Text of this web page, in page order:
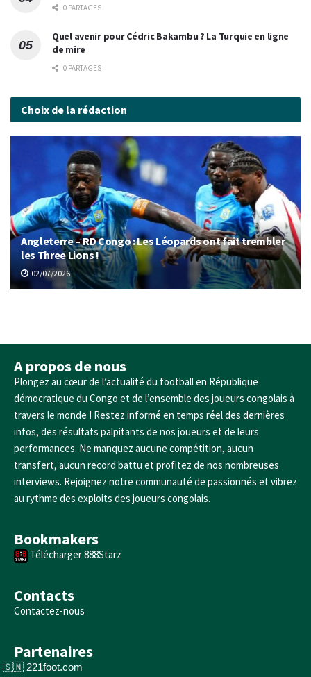
0 PARTAGES
Quel avenir pour Cédric Bakambu ? La Turquie en ligne
de mire
0 PARTAGES
Choix de la rédaction
Angleterre – RD Congo : Les Léopards ont fait trembler
les Three Lions !
02/07/2026
A propos de nous
Plongez au cœur de l’actualité du football en République
démocratique du Congo et de l’ensemble des joueurs congolais à
travers le monde ! Restez informé en temps réel des dernières
infos, des résultats palpitants de nos joueurs et de leurs
performances. Ne manquez aucune compétition, aucun
transfert, aucun record battu et profitez de nos nombreuses
interviews. Rejoignez notre communauté de passionnés et vibrez
au rythme des exploits des joueurs congolais.
Bookmakers
Télécharger 888Starz
Contacts
Contactez-nous
Partenaires
221foot.com